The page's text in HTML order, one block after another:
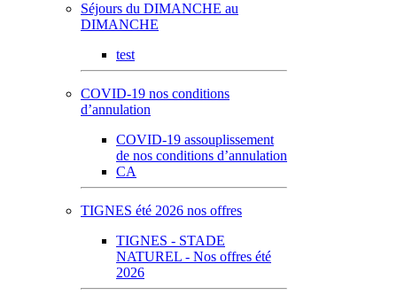
Séjours du DIMANCHE au
DIMANCHE
test
COVID-19 nos conditions
d’annulation
COVID-19 assouplissement
de nos conditions d’annulation
CA
TIGNES été 2026 nos offres
TIGNES - STADE
NATUREL - Nos offres été
2026